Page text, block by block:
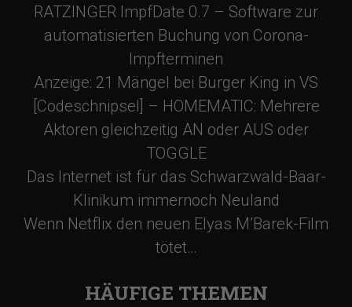
RATZINGER ImpfDate 0.7 – Software zur
automatisierten Buchung von Corona-
Impfterminen
Anzeige: 21 Mängel bei Burger King in VS
[Codeschnipsel] – HOMEMATIC: Mehrere
Aktoren gleichzeitig AN oder AUS oder
TOGGLE
Das Internet ist für das Schwarzwald-Baar-
Klinikum immernoch Neuland
Wenn Netflix den neuen Elyas M’Barek-Film
tötet…
HÄUFIGE THEMEN